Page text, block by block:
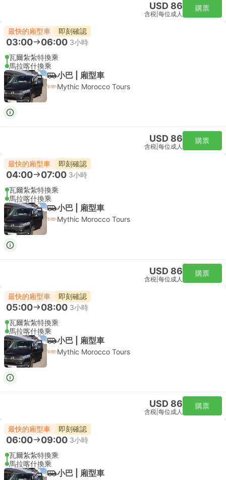
USD 86
含税 每位成人
購票
最快的廂型車 即刻確認
03:00 06:00 3小時
瓦爾紮紮特換乘
馬拉喀什換乘
小巴 | 廂型車
Mythic Morocco Tours
USD 86
含税 每位成人
購票
最快的廂型車 即刻確認
04:00 07:00 3小時
瓦爾紮紮特換乘
馬拉喀什換乘
小巴 | 廂型車
Mythic Morocco Tours
USD 86
含税 每位成人
購票
最快的廂型車 即刻確認
05:00 08:00 3小時
瓦爾紮紮特換乘
馬拉喀什換乘
小巴 | 廂型車
Mythic Morocco Tours
USD 86
含税 每位成人
購票
最快的廂型車 即刻確認
06:00 09:00 3小時
瓦爾紮紮特換乘
馬拉喀什換乘
小巴 | 廂型車